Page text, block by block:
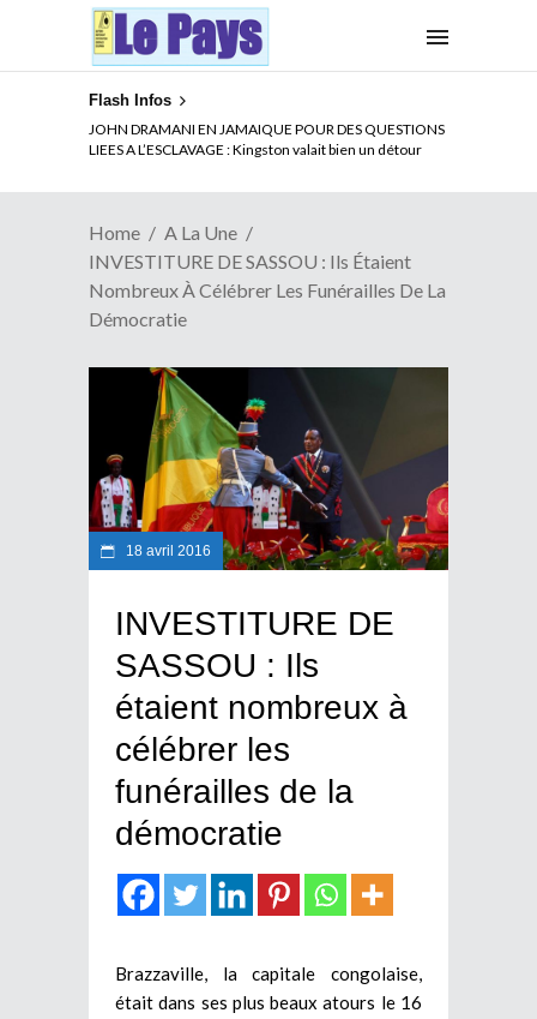
Flash Infos
ELECTION DE TALON A LA TETE DU SENAT BENINOIS :
Quand Patrice quitte le pouvoir sans partir !
Home
A La Une
INVESTITURE DE SASSOU : Ils Étaient
Nombreux À Célébrer Les Funérailles De La
Démocratie
18 avril 2016
INVESTITURE DE
SASSOU : Ils
étaient nombreux à
célébrer les
funérailles de la
démocratie
Brazzaville, la capitale congolaise,
était dans ses plus beaux atours le 16